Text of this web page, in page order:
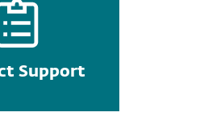
Support